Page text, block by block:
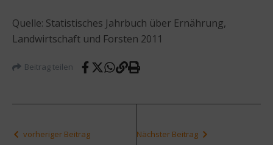
Quelle: Statistisches Jahrbuch über Ernährung,
Landwirtschaft und Forsten 2011
Beitrag teilen
vorheriger Beitrag Nächster Beitrag